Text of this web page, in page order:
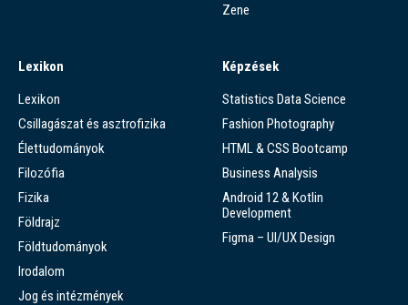
Zene
Lexikon
Lexikon
Csillagászat és asztrofizika
Élettudományok
Filozófia
Fizika
Földrajz
Földtudományok
Irodalom
Jog és intézmények
Képzések
Statistics Data Science
Fashion Photography
HTML & CSS Bootcamp
Business Analysis
Android 12 & Kotlin
Development
Figma – UI/UX Design